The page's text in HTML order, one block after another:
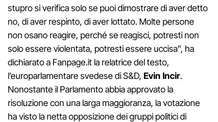
stupro si verifica solo se puoi dimostrare di aver detto
no, di aver respinto, di aver lottato. Molte persone
non osano reagire, perché se reagisci, potresti non
solo essere violentata, potresti essere uccisa”, ha
dichiarato a Fanpage.it la relatrice del testo,
l’europarlamentare svedese di S&D, Evin Incir.
Nonostante il Parlamento abbia approvato la
risoluzione con una larga maggioranza, la votazione
ha visto la netta opposizione dei gruppi politici di